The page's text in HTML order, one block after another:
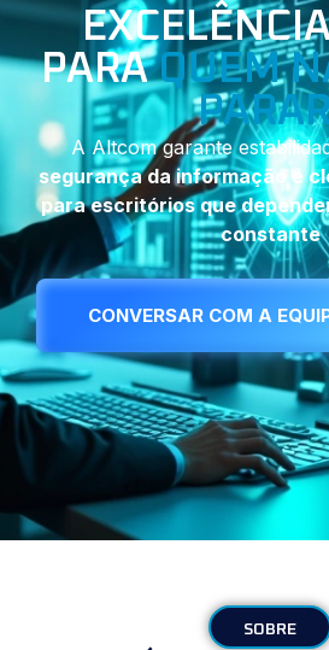
PARAQUEM
A Altcom garante
segurança da informação e
para escritórios que
constante
CONVERSAR COM A
SOBRE